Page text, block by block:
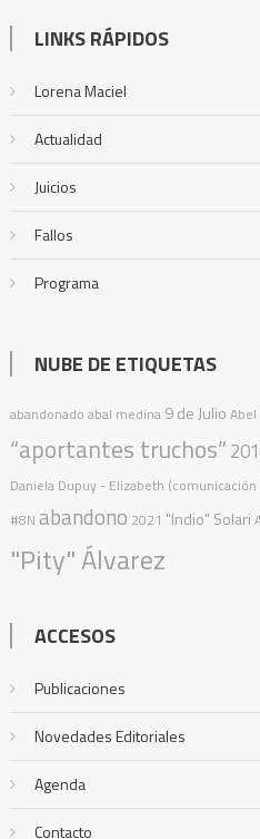
LINKS RÁPIDOS
Lorena Maciel
Actualidad
Juicios
Fallos
Programa
NUBE DE ETIQUETAS
abandonado abal medina 9 de Julio Abel
“aportantes truchos”
Daniela Dupuy - Elizabeth
#8N abandono 2021 "Indio" Solari
"Pity" Álvarez
ACCESOS
Publicaciones
Novedades Editoriales
Agenda
Contacto